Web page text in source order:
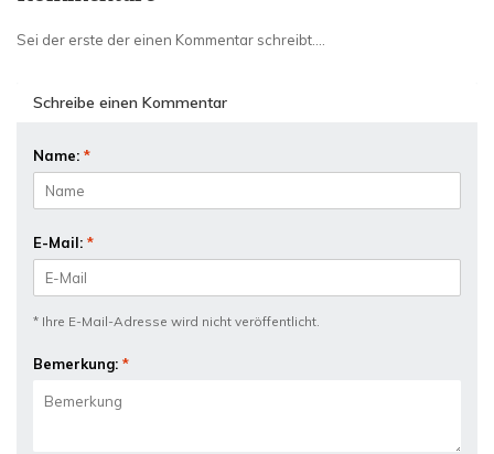
Sei der erste der einen Kommentar schreibt....
Schreibe einen Kommentar
Name: *
E-Mail: *
* Ihre E-Mail-Adresse wird nicht veröffentlicht.
Bemerkung: *